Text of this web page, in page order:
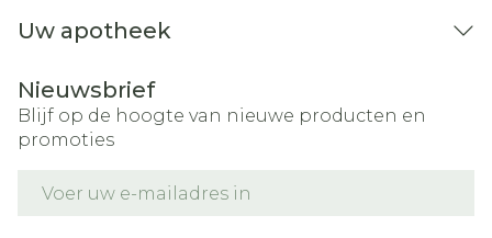
Uw apotheek
Nieuwsbrief
Blijf op de hoogte van nieuwe producten en
promoties